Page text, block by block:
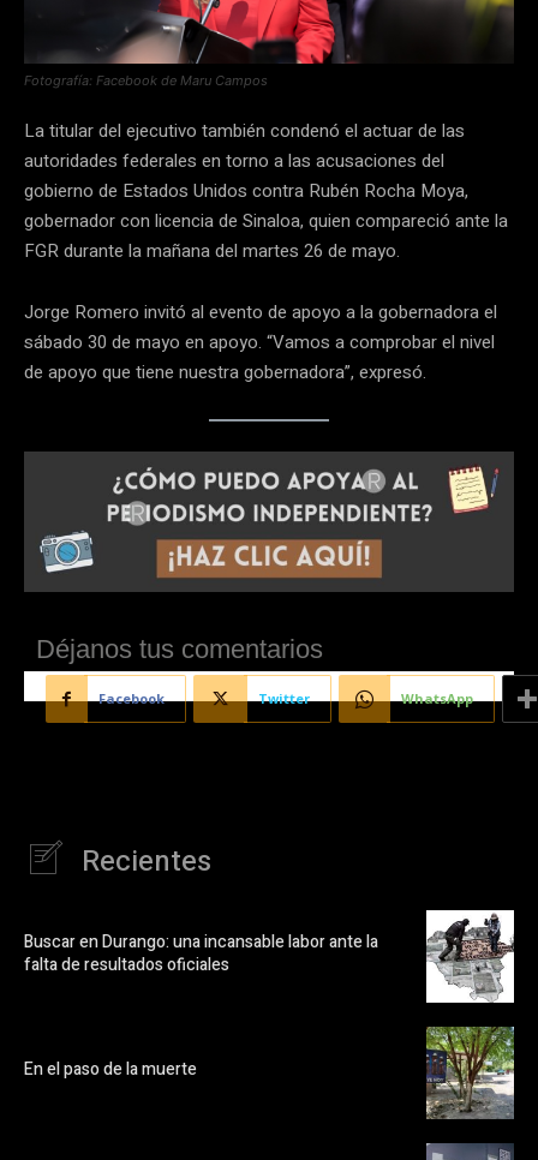
Fotografía: Facebook de Maru Campos
La titular del ejecutivo también condenó el actuar de las
autoridades federales en torno a las acusaciones del
gobierno de Estados Unidos contra Rubén Rocha Moya,
gobernador con licencia de Sinaloa, quien compareció ante la
FGR durante la mañana del martes 26 de mayo.
Jorge Romero invitó al evento de apoyo a la gobernadora el
sábado 30 de mayo en apoyo. “Vamos a comprobar el nivel
de apoyo que tiene nuestra gobernadora”, expresó.
Déjanos tus comentarios
Facebook Twitter WhatsApp
Recientes
Buscar en Durango: una incansable labor ante la
falta de resultados oficiales
En el paso de la muerte